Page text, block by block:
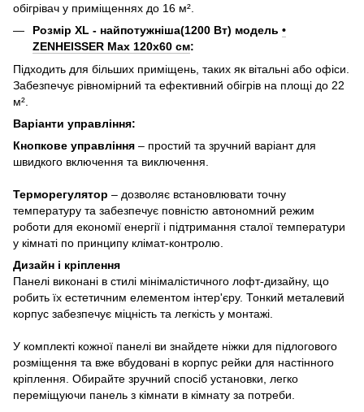
обігрівач у приміщеннях до 16 м².
Розмір XL - найпотужніша(1200 Вт) модель •
ZENHEISSER Max 120x60 см:
Підходить для більших приміщень, таких як вітальні або офіси.
Забезпечує рівномірний та ефективний обігрів на площі до 22
м².
Варіанти управління:
Кнопкове управління – простий та зручний варіант для
швидкого включення та виключення.
Терморегулятор – дозволяє встановлювати точну
температуру та забезпечує повністю автономний режим
роботи для економії енергії і підтримання сталої температури
у кімнаті по принципу клімат-контролю.
Дизайн і кріплення
Панелі виконані в стилі мінімалістичного лофт-дизайну, що
робить їх естетичним елементом інтер'єру. Тонкий металевий
корпус забезпечує міцність та легкість у монтажі.
У комплекті кожної панелі ви знайдете ніжки для підлогового
розміщення та вже вбудовані в корпус рейки для настінного
кріплення. Обирайте зручний спосіб установки, легко
переміщуючи панель з кімнати в кімнату за потреби.